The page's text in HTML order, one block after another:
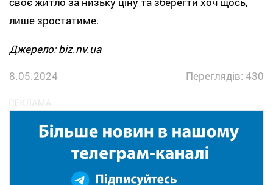
лише зростатиме.
Джерело: biz.nv.ua
8.05.2024
Переглядів: 430